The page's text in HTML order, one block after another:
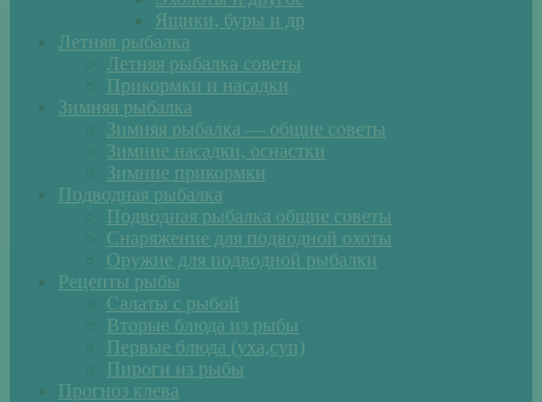
Ящики, буры и др
Летняя рыбалка
Летняя рыбалка советы
Прикормки и насадки
Зимняя рыбалка
Зимняя рыбалка — общие советы
Зимние насадки, оснастки
Зимние прикормки
Подводная рыбалка
Подводная рыбалка общие советы
Снаряжение для подводной охоты
Оружие для подводной рыбалки
Рецепты рыбы
Салаты с рыбой
Вторые блюда из рыбы
Первые блюда (уха,суп)
Пироги из рыбы
Прогноз клева